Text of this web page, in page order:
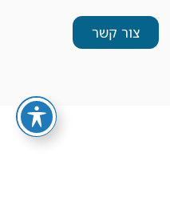
צור קשר